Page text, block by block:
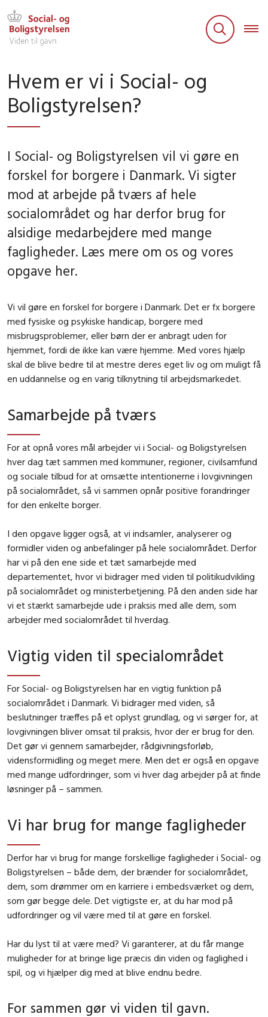
Hvem er vi i Social- og
Boligstyrelsen?
I Social- og Boligstyrelsen vil vi gøre en
forskel for borgere i Danmark. Vi sigter
mod at arbejde på tværs af hele
socialområdet og har derfor brug for
alsidige medarbejdere med mange
fagligheder. Læs mere om os og vores
opgave her.
Vi vil gøre en forskel for borgere i Danmark. Det er fx borgere
med fysiske og psykiske handicap, borgere med
misbrugsproblemer, eller børn der er anbragt uden for
hjemmet, fordi de ikke kan være hjemme. Med vores hjælp
skal de blive bedre til at mestre deres eget liv og om muligt få
en uddannelse og en varig tilknytning til arbejdsmarkedet.
Samarbejde på tværs
For at opnå vores mål arbejder vi i Social- og Boligstyrelsen
hver dag tæt sammen med kommuner, regioner, civilsamfund
og sociale tilbud for at omsætte intentionerne i lovgivningen
på socialområdet, så vi sammen opnår positive forandringer
for den enkelte borger.
I den opgave ligger også, at vi indsamler, analyserer og
formidler viden og anbefalinger på hele socialområdet. Derfor
har vi på den ene side et tæt samarbejde med
departementet, hvor vi bidrager med viden til politikudvikling
på socialområdet og ministerbetjening. På den anden side har
vi et stærkt samarbejde ude i praksis med alle dem, som
arbejder med socialområdet til hverdag.
Vigtig viden til specialområdet
For Social- og Boligstyrelsen har en vigtig funktion på
socialområdet i Danmark. Vi bidrager med viden, så
beslutninger træffes på et oplyst grundlag, og vi sørger for, at
lovgivningen bliver omsat til praksis, hvor der er brug for den.
Det gør vi gennem samarbejder, rådgivningsforløb,
vidensformidling og meget mere. Men det er også en opgave
med mange udfordringer, som vi hver dag arbejder på at finde
løsninger på – sammen.
Vi har brug for mange fagligheder
Derfor har vi brug for mange forskellige fagligheder i Social- og
Boligstyrelsen – både dem, der brænder for socialområdet,
dem, som drømmer om en karriere i embedsværket og dem,
som gør begge dele. Det vigtigste er, at du har mod på
udfordringer og vil være med til at gøre en forskel.
Har du lyst til at være med? Vi garanterer, at du får mange
muligheder for at bringe lige præcis din viden og faglighed i
spil, og vi hjælper dig med at blive endnu bedre.
For sammen gør vi viden til gavn.